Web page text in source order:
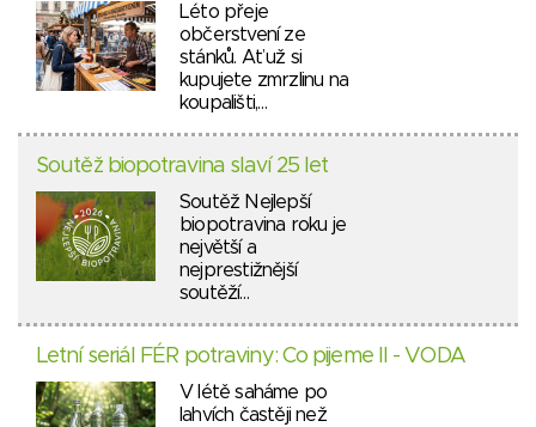
Léto přeje
občerstvení ze
stánků. Ať už si
kupujete zmrzlinu na
koupališti,…
Soutěž biopotravina slaví 25 let
Soutěž Nejlepší
biopotravina roku je
největší a
nejprestižnější
soutěží…
Letní seriál FÉR potraviny: Co pijeme II - VODA
V létě saháme po
lahvích častěji než